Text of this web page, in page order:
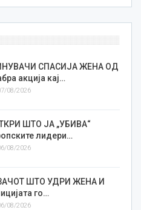
СПАСИЈА ЖЕНА ОД
акција кај…
08/2026
ШТО ЈА „УБИВА“
лидери…
08/2026
ШТО УДРИ ЖЕНА И
го…
08/2026